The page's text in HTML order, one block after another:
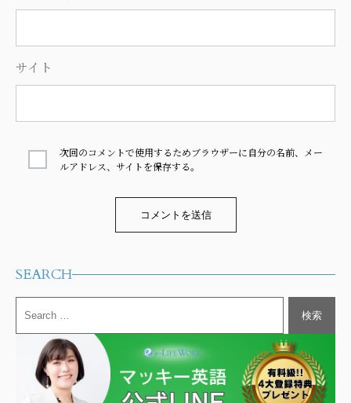
サイト
次回のコメントで使用するためブラウザーに自分の名前、メー
ルアドレス、サイトを保存する。
SEARCH